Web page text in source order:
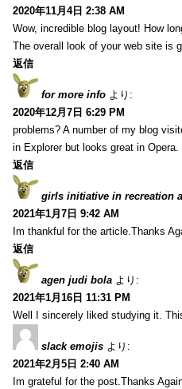
2020年11月4日 2:38 AM
Wow, incredible blog layout! How
The overall look of your web site is
返信
for more info より:
2020年12月7日 6:29 PM
problems? A number of my blog
in Explorer but looks great in Opera.
返信
girls initiative in recreation
2021年1月7日 9:42 AM
Im thankful for the article.Thanks
返信
agen judi bola より:
2021年1月16日 11:31 PM
Well I sincerely liked studying it.
slack emojis より:
2021年2月5日 2:40 AM
Im grateful for the post.Thanks